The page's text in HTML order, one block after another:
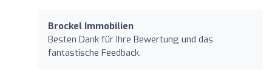
Brockel Immobilien
Besten Dank für Ihre Bewertung und das
fantastische Feedback.